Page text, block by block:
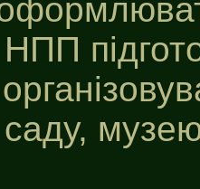
саду,